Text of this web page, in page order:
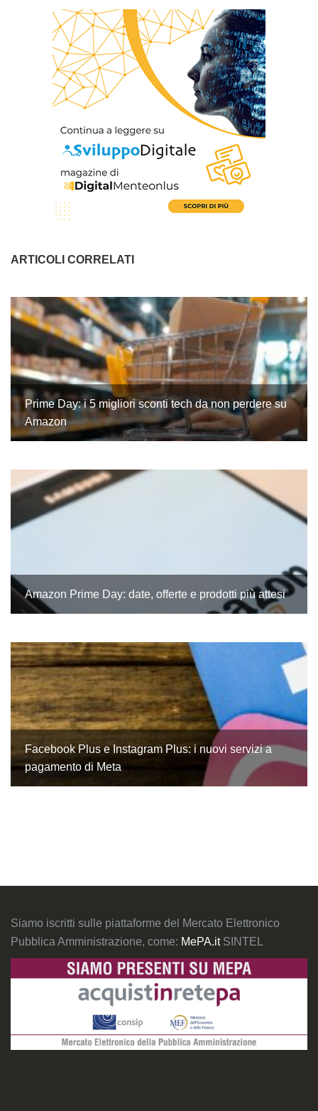
ARTICOLI CORRELATI
Prime Day: i 5 migliori sconti tech da non perdere su
Amazon
Amazon Prime Day: date, offerte e prodotti più attesi
Facebook Plus e Instagram Plus: i nuovi servizi a
pagamento di Meta
Siamo iscritti sulle piattaforme del Mercato Elettronico
Pubblica Amministrazione, come: MePA.it SINTEL